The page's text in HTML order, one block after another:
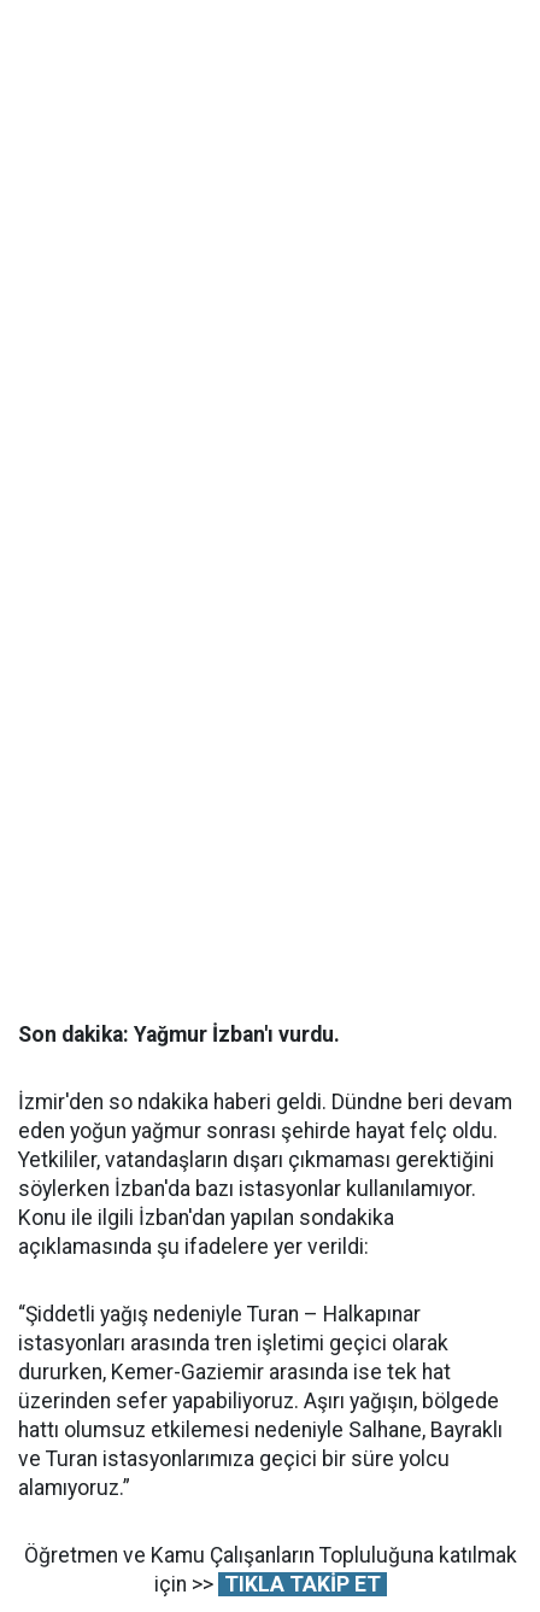
Son dakika: Yağmur İzban'ı vurdu.
İzmir'den so ndakika haberi geldi. Dündne beri devam
eden yoğun yağmur sonrası şehirde hayat felç oldu.
Yetkililer, vatandaşların dışarı çıkmaması gerektiğini
söylerken İzban'da bazı istasyonlar kullanılamıyor.
Konu ile ilgili İzban'dan yapılan sondakika
açıklamasında şu ifadelere yer verildi:
“Şiddetli yağış nedeniyle Turan – Halkapınar
istasyonları arasında tren işletimi geçici olarak
dururken, Kemer-Gaziemir arasında ise tek hat
üzerinden sefer yapabiliyoruz. Aşırı yağışın, bölgede
hattı olumsuz etkilemesi nedeniyle Salhane, Bayraklı
ve Turan istasyonlarımıza geçici bir süre yolcu
alamıyoruz.”
Öğretmen ve Kamu Çalışanların Topluluğuna katılmak
için >> TIKLA TAKİP ET